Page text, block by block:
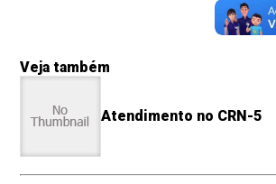
Veja também
Atendimento no CRN-5